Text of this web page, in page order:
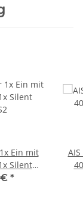
Ein mit
Silent
€ *